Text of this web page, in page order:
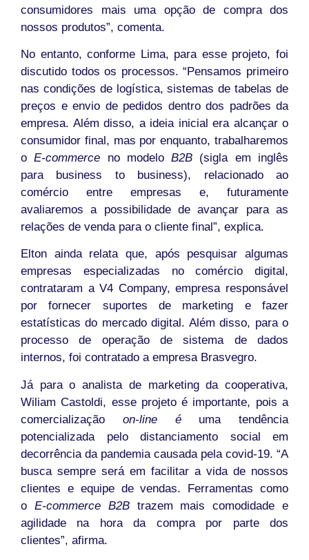
consumidores mais uma opção de compra dos
nossos produtos”, comenta.
No entanto, conforme Lima, para esse projeto, foi
discutido todos os processos. “Pensamos primeiro
nas condições de logística, sistemas de tabelas de
preços e envio de pedidos dentro dos padrões da
empresa. Além disso, a ideia inicial era alcançar o
consumidor final, mas por enquanto, trabalharemos
oE-commerce no modeloB2B (sigla em inglês
para business to business), relacionado ao
comércio entre empresas e, futuramente
avaliaremos a possibilidade de avançar para as
relações de venda para o cliente final”, explica.
Elton ainda relata que, após pesquisar algumas
empresas especializadas no comércio digital,
contrataram a V4 Company, empresa responsável
por fornecer suportes de marketing e fazer
estatísticas do mercado digital. Além disso, para o
processo de operação de sistema de dados
internos, foi contratado a empresa Brasvegro.
Já para o analista de marketing da cooperativa,
Wiliam Castoldi, esse projeto é importante, pois a
comercialização on-line éuma tendência
potencializada pelo distanciamento social em
decorrência da pandemia causada pela covid-19. “A
busca sempre será em facilitar a vida de nossos
clientes e equipe de vendas. Ferramentas como
o E-commerce B2Btrazem mais comodidade e
agilidade na hora da compra por parte dos
clientes”, afirma.